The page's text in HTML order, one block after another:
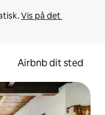
Vis på det
Airbnb dit sted